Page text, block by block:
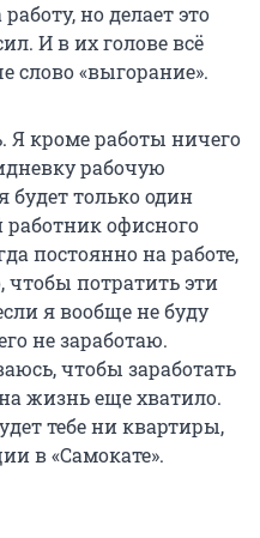
но делает это
И в их голове всё
слово «выгорание».
Я кроме работы ничего
рабочую
будет только один
работник офисного
постоянно на работе,
чтобы потратить эти
я вообще не буду
не заработаю.
чтобы заработать
жизнь еще хватило.
тебе ни квартиры,
в «Самокате».